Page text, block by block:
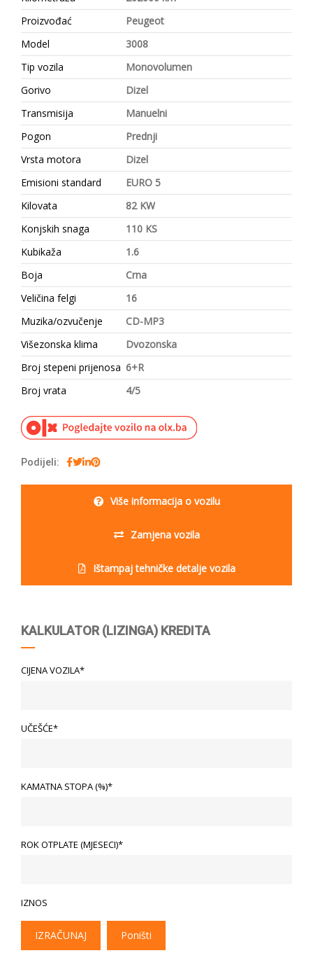
Proizvođać
Peugeot
Model
3008
Tip vozila
Monovolumen
Gorivo
Dizel
Transmisija
Manuelni
Pogon
Prednji
Vrsta motora
Dizel
Emisioni standard
EURO 5
Kilovata
82 KW
Konjskih snaga
110 KS
Kubikaža
1.6
Boja
Crna
Veličina felgi
16
Muzika/ozvučenje
CD-MP3
Višezonska klima
Dvozonska
Broj stepeni prijenosa 6+R
Broj vrata
4/5
Podijeli:
Više informacija o vozilu
Zamjena vozila
Ištampaj tehničke detalje vozila
KALKULATOR (LIZINGA) KREDITA
CIJENA VOZILA*
UČEŠĆE*
KAMATNA STOPA (%)*
ROK OTPLATE (MJESECI)*
IZNOS
IZRAČUNAJ Poništi